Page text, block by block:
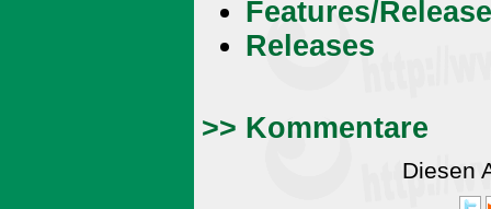
Features/
Releases
>> Kommentare
Diesen